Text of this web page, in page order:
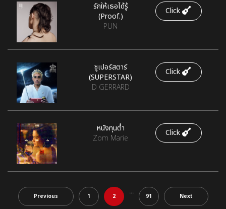
รักให้เธอได้รู้
(Proof.)
PUN
Click
ซูเปอร์สตาร์
(SUPERSTAR)
D GERRARD
Click
หนังทุนต่ำ
Zom Marie
Click
Previous 1 2
...
91 Next